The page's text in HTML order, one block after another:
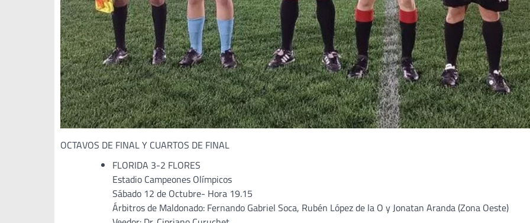
OCTAVOS DE FINAL Y CUARTOS DE FINAL
FLORIDA 3-2 FLORES
Estadio Campeones Olímpicos
Sábado 12 de Octubre- Hora 19.15
Árbitros de Maldonado: Fernando Gabriel Soca, Rubén López de la O y Jonatan Aranda (Zona Oeste)